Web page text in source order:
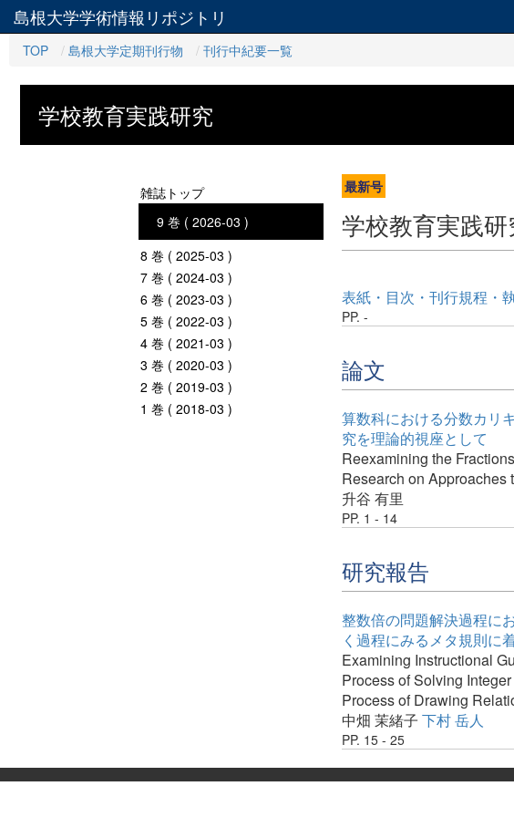
島根大学学術情報リポジトリ
TOP
島根大学定期刊行物 刊行中紀要一覧
学校教育実践研究
雑誌トップ
9 巻 ( 2026-03 )
8 巻 ( 2025-03 )
7 巻 ( 2024-03 )
6 巻 ( 2023-03 )
5 巻 ( 2022-03 )
4 巻 ( 2021-03 )
3 巻 ( 2020-03 )
2 巻 ( 2019-03 )
1 巻 ( 2018-03 )
最新号
学校教育実践研
表紙・目次・刊行規程・
PP. -
論文
算数科における分数カリ
究を理論的視座として
Reexamining the
Research on Approaches
升谷 有里
PP. 1 - 14
研究報告
整数倍の問題解決過程に
く過程にみるメタ規則に
Examining Instructional
Process of Solving
Process of Drawing
中畑 茉緒子 下村 岳人
PP. 15 - 25